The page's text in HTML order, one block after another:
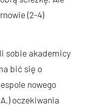
(2-4)
sobie akademicy
bić się o
nowego
oczekiwania